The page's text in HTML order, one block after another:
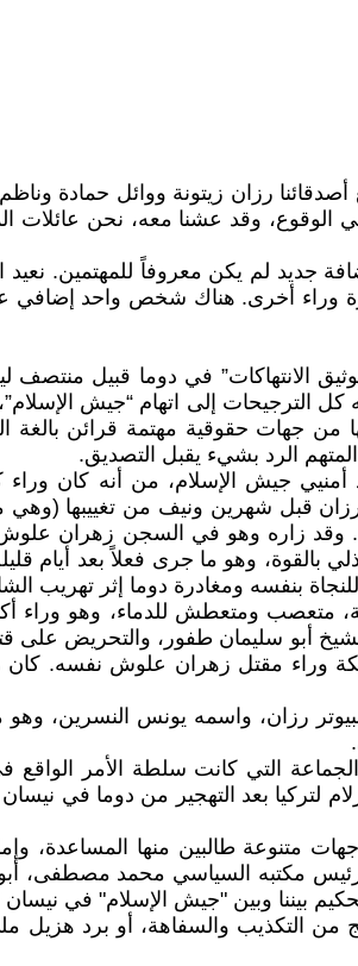
وقد عشنا معه، نحن عائلات
جديد لم يكن معروفاً للمهتمين.
وراء أخرى. هناك شخص واحد
إلى اتهام “جيش
من جهات حقوقية مهتمة قرائن بالغة
الرد بشيء يقبل التصديق.
قبل شهرين ونيف من تغييبها
وهو ما جرى فعلاً بعد أيام
بنفسه ومغادرة دوما إثر تهريب
ومتعطش للدماء، وهو وراء أكثر
أبو سليمان طفور، والتحريض
وراء مقتل زهران علوش نفسه.
رزان، واسمه يونس النسرين، وهو
التي كانت سلطة الأمر
متنوعة طالبين منها المساعدة،
لرئيس مكتبه السياسي محمد
2015 وقت كان زهران علوش في تركيا، ولم يستجب التشكيل المشبوه.